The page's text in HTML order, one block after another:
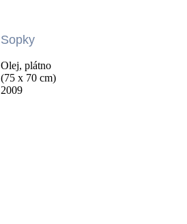
Sopky
Olej, plátno
(75 x 70 cm)
2009